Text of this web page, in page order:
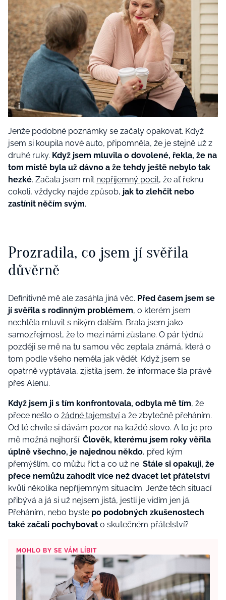
Jenže podobné poznámky se začaly opakovat. Když
jsem si koupila nové auto, připomněla, že je stejně už z
druhé ruky. Když jsem mluvila o dovolené, řekla, že na
tom místě byla už dávno a že tehdy ještě nebylo tak
hezké. Začala jsem mít nepříjemný pocit, že ať řeknu
cokoli, vždycky najde způsob, jak to zlehčit nebo
zastínit něčím svým.
Prozradila, co jsem jí svěřila
důvěrně
Definitivně mě ale zasáhla jiná věc. Před časem jsem se
jí svěřila s rodinným problémem, o kterém jsem
nechtěla mluvit s nikým dalším. Brala jsem jako
samozřejmost, že to mezi námi zůstane. O pár týdnů
později se mě na tu samou věc zeptala známá, která o
tom podle všeho neměla jak vědět. Když jsem se
opatrně vyptávala, zjistila jsem, že informace šla právě
přes Alenu.
Když jsem ji s tím konfrontovala, odbyla mě tím, že
přece nešlo o žádné tajemstvía že zbytečně přeháním.
Od té chvíle si dávám pozor na každé slovo. A to je pro
mě možná nejhorší. Člověk, kterému jsem roky věřila
úplně všechno, je najednou někdo, před kým
přemýšlím, co můžu říct a co už ne. Stále si opakuji, že
přece nemůžu zahodit více než dvacet let přátelství
kvůli několika nepříjemným situacím. Jenže těch situací
přibývá a já si už nejsem jistá, jestli je vidím jen já.
Přeháním, nebo byste po podobných zkušenostech
také začali pochybovat o skutečném přátelství?
MOHLO BY SE VÁM LÍBIT